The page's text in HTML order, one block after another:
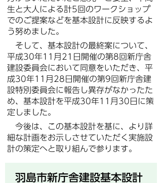
生と大人による計5回のワークショップ
でのご提案などを基本設計に反映するよ
う努めました。
そして、基本設計の最終案について、
平成30年11月21日開催の第8回新庁舎
建設委員会において同意をいただき、平
成30年11月28日開催の第9回新庁舎建
設特別委員会に報告し異存がなかったた
め、基本設計を平成30年11月30日に策
定しました。
今後は、この基本設計を基に、より詳
細な計画をお示しさせていただく実施設
計の策定へと取り組んで参ります。
羽島市新庁舎建設基本設計